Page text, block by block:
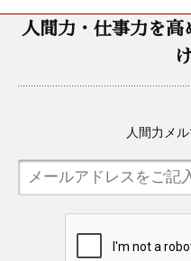
人間力・仕事力を
人間力メ